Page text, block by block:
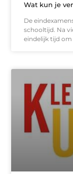
Wat kun je
De
schooltijd. Na
eindelijk tijd om